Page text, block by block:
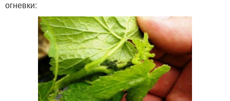
огневки: